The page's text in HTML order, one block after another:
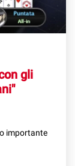
gli
importante